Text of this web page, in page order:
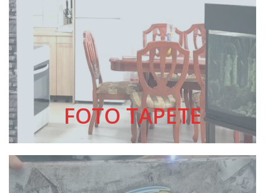
FOTO TAPETE